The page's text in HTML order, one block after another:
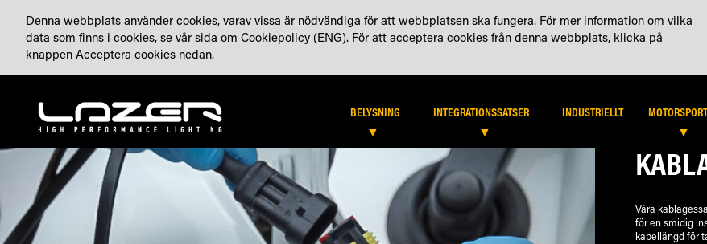
TILL
INNEHÅLLET
TILLVERKAT I STORBRITANNIEN OM OSS BLOGG (ENG) KONTAKTA OSS KONTO
HITTA ÅTERFÖRSÄLJARE
BELYSNING INTEGRATIONSSATSER INDUSTRIELLT
Våra
för en smidig
kabellängd för
Denna webbplats använder cookies, varav vissa är nödvändiga för att webbplatsen ska fungera. För mer information om vilka
data som finns i cookies, se vår sida om Cookiepolicy (ENG). För att acceptera cookies från denna webbplats, klicka på
knappen Acceptera cookies nedan.